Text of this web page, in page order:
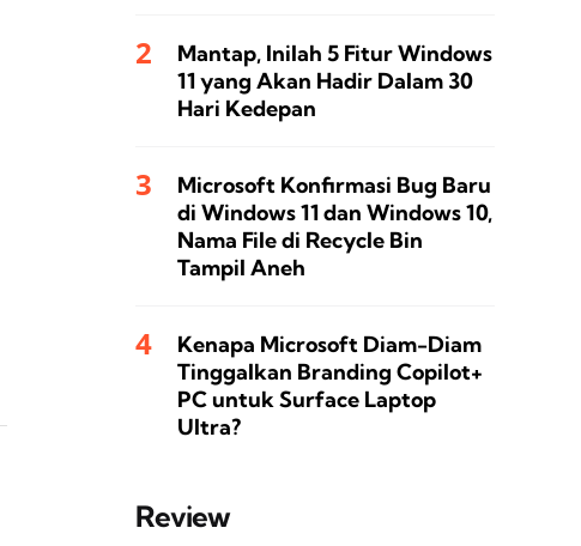
Mantap, Inilah 5 Fitur Windows
11 yang Akan Hadir Dalam 30
Hari Kedepan
Microsoft Konfirmasi Bug Baru
di Windows 11 dan Windows 10,
Nama File di Recycle Bin
Tampil Aneh
Kenapa Microsoft Diam-Diam
Tinggalkan Branding Copilot+
PC untuk Surface Laptop
Ultra?
Review